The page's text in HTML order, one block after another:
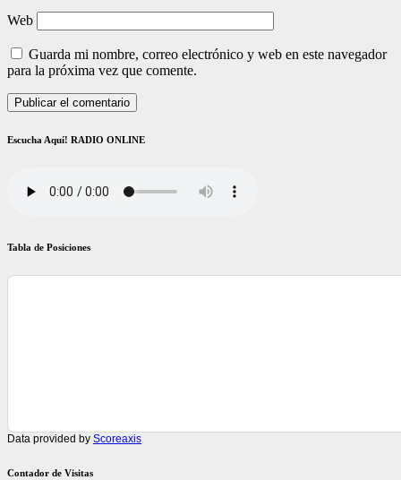
Web
Guarda mi nombre, correo electrónico y web en este navegador
para la próxima vez que comente.
Escucha Aquí! RADIO ONLINE
Tabla de Posiciones
Data provided by Scoreaxis
Contador de Visitas